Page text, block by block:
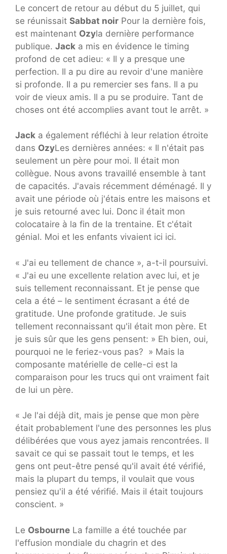
Le concert de retour au début du 5 juillet, qui
se réunissait Sabbat noir Pour la dernière fois,
est maintenant Ozyla dernière performance
publique. Jack a mis en évidence le timing
profond de cet adieu: « Il y a presque une
perfection. Il a pu dire au revoir d'une manière
si profonde. Il a pu remercier ses fans. Il a pu
voir de vieux amis. Il a pu se produire. Tant de
choses ont été accomplies avant tout le arrêt. »
Jack a également réfléchi à leur relation étroite
dans OzyLes dernières années: « Il n'était pas
seulement un père pour moi. Il était mon
collègue. Nous avons travaillé ensemble à tant
de capacités. J'avais récemment déménagé. Il y
avait une période où j'étais entre les maisons et
je suis retourné avec lui. Donc il était mon
colocataire à la fin de la trentaine. Et c'était
génial. Moi et les enfants vivaient ici ici.
« J'ai eu tellement de chance », a-t-il poursuivi.
« J'ai eu une excellente relation avec lui, et je
suis tellement reconnaissant. Et je pense que
cela a été – le sentiment écrasant a été de
gratitude. Une profonde gratitude. Je suis
tellement reconnaissant qu'il était mon père. Et
je suis sûr que les gens pensent: » Eh bien, oui,
pourquoi ne le feriez-vous pas? » Mais la
composante matérielle de celle-ci est la
comparaison pour les trucs qui ont vraiment fait
de lui un père.
« Je l'ai déjà dit, mais je pense que mon père
était probablement l'une des personnes les plus
délibérées que vous ayez jamais rencontrées. Il
savait ce qui se passait tout le temps, et les
gens ont peut-être pensé qu'il avait été vérifié,
mais la plupart du temps, il voulait que vous
pensiez qu'il a été vérifié. Mais il était toujours
conscient. »
Le Osbourne La famille a été touchée par
l'effusion mondiale du chagrin et des